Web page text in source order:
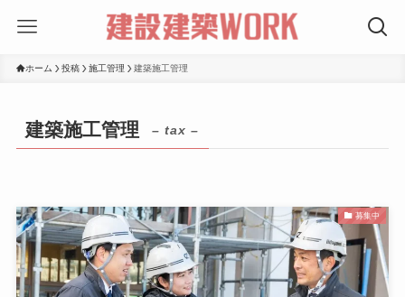
ホーム 投稿 施工管理 建築施工管理
建築施工管理 – tax –
募集中